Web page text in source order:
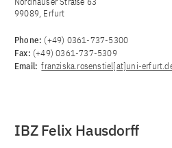
99089, Erfurt
Phone: (+49) 0361-737-5300
Fax: (+49) 0361-737-5309
Email: franziska.rosenstiel[at]uni-
IBZ Felix Hausdorff